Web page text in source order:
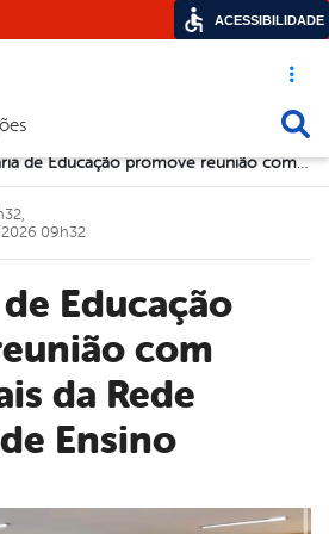
Acesso
navegação
Secretaria de Educação promove reunião com profissionais da Rede Municipal de Ensino
com
da Rede
Ensino
09h32
ACESSIBILIDADE